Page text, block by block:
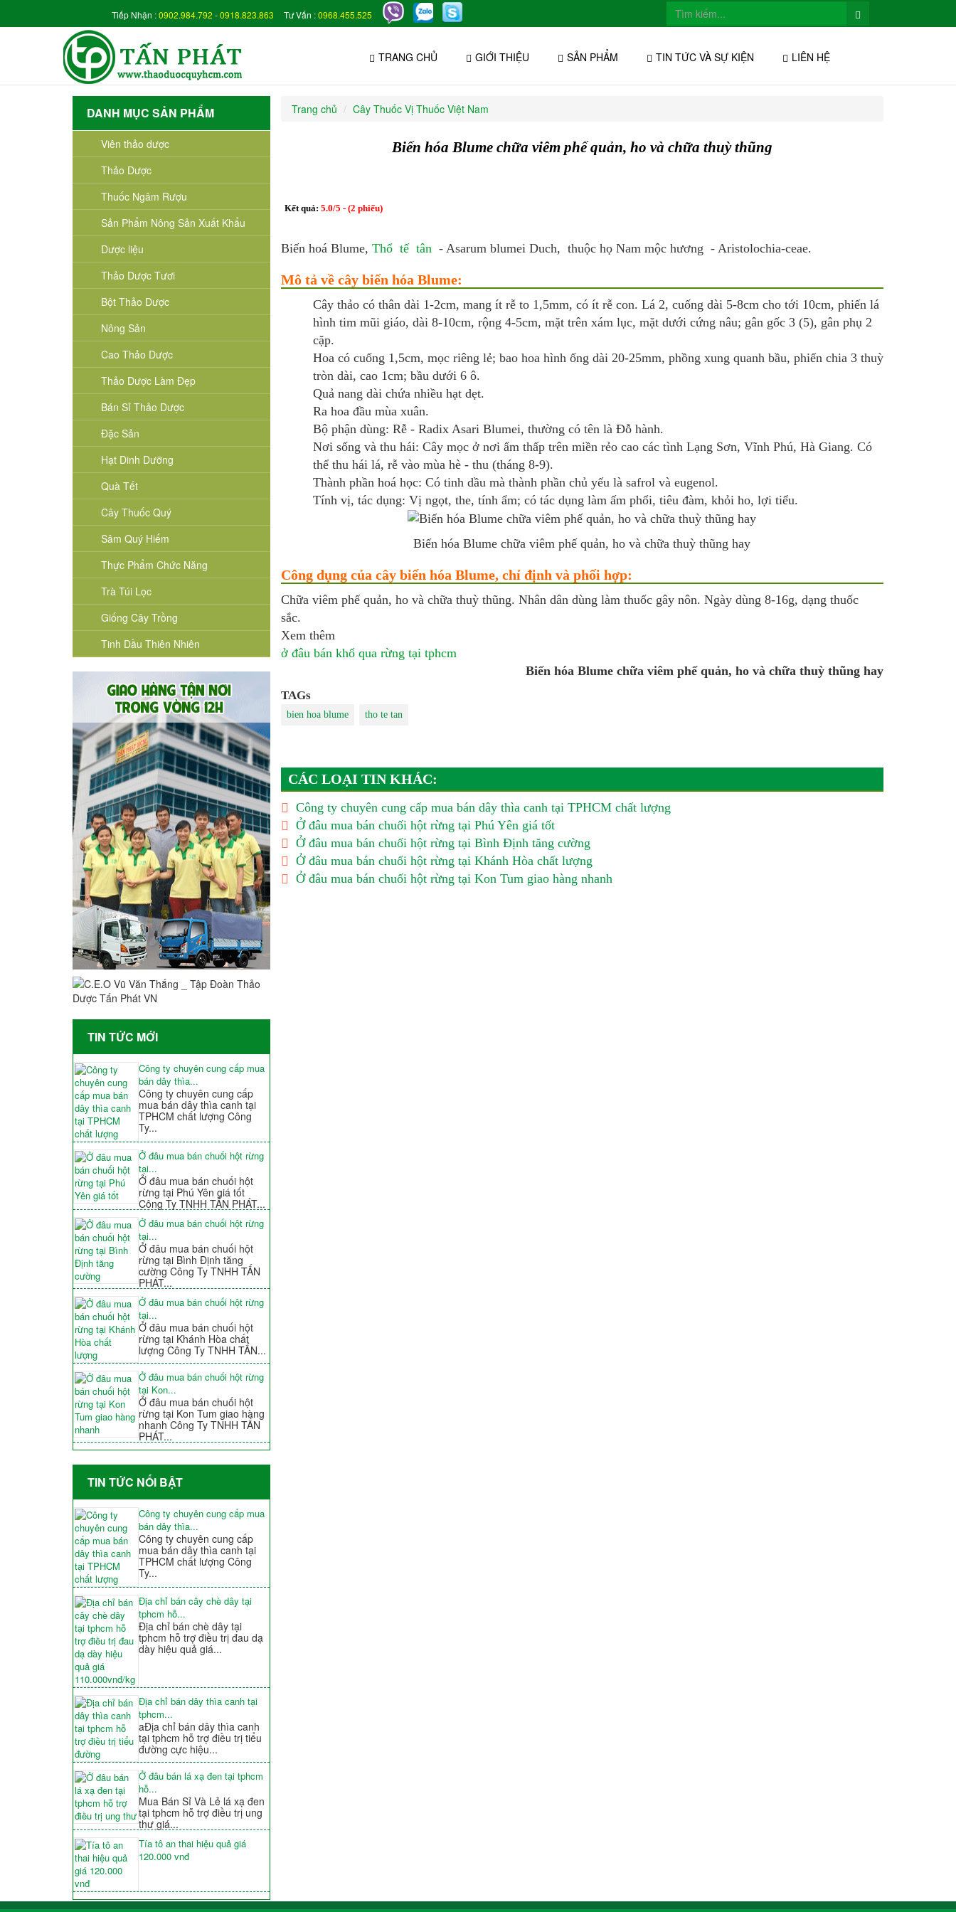
Tiếp Nhận :0902.984.792 -0918.823.863 Tư Vấn :0968.455.525
TRANG CHỦ GIỚI THIỆU SẢN PHẨM TIN TỨC VÀ SỰ KIỆN LIÊN HỆ
DANH MỤC SẢN PHẨM
Viên thảo dược
Thảo Dược
Thuốc Ngâm Rượu
Sản Phẩm Nông Sản Xuất Khẩu
Dược liệu
Thảo Dược Tươi
Bột Thảo Dược
Nông Sản
Cao Thảo Dược
Thảo Dược Làm Đẹp
Bán Sỉ Thảo Dược
Đặc Sản
Hạt Dinh Dưỡng
Quà Tết
Cây Thuốc Quý
Sâm Quý Hiếm
Thực Phẩm Chức Năng
Trà Túi Lọc
Giống Cây Trồng
Tinh Dầu Thiên Nhiên
TIN TỨC MỚI
Công ty chuyên cung cấp mua
bán dây thìa...
Công ty chuyên cung cấp
mua bán dây thìa canh tại
TPHCM chất lượng Công
Ty...
Ở đâu mua bán chuối hột rừng
tại...
Ở đâu mua bán chuối hột
rừng tại Phú Yên giá tốt
Công Ty TNHH TẤN PHÁT...
Ở đâu mua bán chuối hột rừng
tại...
Ở đâu mua bán chuối hột
rừng tại Bình Định tăng
cường Công Ty TNHH TẤN
PHÁT...
Ở đâu mua bán chuối hột rừng
tại...
Ở đâu mua bán chuối hột
rừng tại Khánh Hòa chất
lượng Công Ty TNHH TẤN...
Ở đâu mua bán chuối hột rừng
tại Kon...
Ở đâu mua bán chuối hột
rừng tại Kon Tum giao hàng
nhanh Công Ty TNHH TẤN
PHÁT...
TIN TỨC NỐI BẬT
Công ty chuyên cung cấp mua
bán dây thìa...
Công ty chuyên cung cấp
mua bán dây thìa canh tại
TPHCM chất lượng Công
Ty...
Địa chỉ bán cây chè dây tại
tphcm hỗ...
Địa chỉ bán chè dây tại
tphcm hỗ trợ điều trị đau dạ
dày hiệu quả giá...
Địa chỉ bán dây thìa canh tại
tphcm...
aĐịa chỉ bán dây thìa canh
tại tphcm hỗ trợ điều trị tiểu
đường cực hiệu...
Ở đâu bán lá xạ đen tại tphcm
hỗ...
Mua Bán Sỉ Và Lẻ lá xạ đen
tại tphcm hỗ trợ điều trị ung
thư giá...
Tía tô an thai hiệu quả giá
120.000 vnđ
Trang chủ Cây Thuốc Vị Thuốc Việt Nam
Biến hóa Blume chữa viêm phế quản, ho và chữa thuỳ thũng
Kết quả: 5.0/5 - (2 phiếu)
Biến hoá Blume, Thổ tế tân- Asarum blumei Duch, thuộc họ Nam mộc hương - Aristolochia-ceae.
Mô tả về cây biến hóa Blume:
Cây thảo có thân dài 1-2cm, mang ít rễ to 1,5mm, có ít rễ con. Lá 2, cuống dài 5-8cm cho tới 10cm, phiến lá
hình tim mũi giáo, dài 8-10cm, rộng 4-5cm, mặt trên xám lục, mặt dưới cứng nâu; gân gốc 3 (5), gân phụ 2
cặp.
Hoa có cuống 1,5cm, mọc riêng lẻ; bao hoa hình ống dài 20-25mm, phồng xung quanh bầu, phiến chia 3 thuỳ
tròn dài, cao 1cm; bầu dưới 6 ô.
Quả nang dài chứa nhiều hạt dẹt.
Ra hoa đầu mùa xuân.
Bộ phận dùng: Rễ - Radix Asari Blumei, thường có tên là Ðỗ hành.
Nơi sống và thu hái: Cây mọc ở nơi ẩm thấp trên miền rẻo cao các tình Lạng Sơn, Vĩnh Phú, Hà Giang. Có
thể thu hái lá, rễ vào mùa hè - thu (tháng 8-9).
Thành phần hoá học: Có tinh dầu mà thành phần chủ yếu là safrol và eugenol.
Tính vị, tác dụng: Vị ngọt, the, tính ẩm; có tác dụng làm ấm phổi, tiêu đàm, khỏi ho, lợi tiểu.
Biến hóa Blume chữa viêm phế quản, ho và chữa thuỳ thũng hay
Công dụng của cây biến hóa Blume, chỉ định và phối hợp:
Chữa viêm phế quản, ho và chữa thuỳ thũng. Nhân dân dùng làm thuốc gây nôn. Ngày dùng 8-16g, dạng thuốc
sắc.
Xem thêm
ở đâu bán khổ qua rừng tại tphcm
Biến hóa Blume chữa viêm phế quản, ho và chữa thuỳ thũng hay
TAGs
bien hoa blume tho te tan
CÁC LOẠI TIN KHÁC:
Công ty chuyên cung cấp mua bán dây thìa canh tại TPHCM chất lượng
Ở đâu mua bán chuối hột rừng tại Phú Yên giá tốt
Ở đâu mua bán chuối hột rừng tại Bình Định tăng cường
Ở đâu mua bán chuối hột rừng tại Khánh Hòa chất lượng
Ở đâu mua bán chuối hột rừng tại Kon Tum giao hàng nhanh